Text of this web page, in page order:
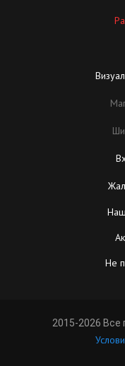
Не
2015-2026 Все